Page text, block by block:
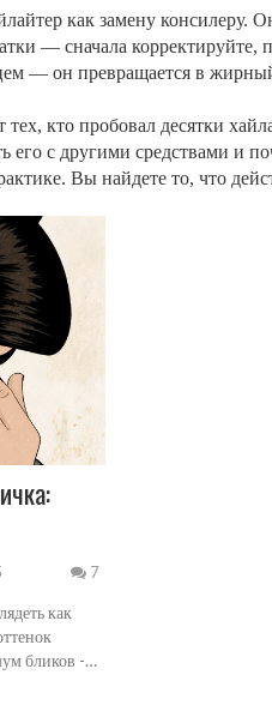
как замену
— сначала
— он превращается в
кто пробовал десятки
его с другими средствами и
Вы найдете то, что
7
как
бликов -